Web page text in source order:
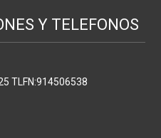
Y TELEFONOS
TLFN:914506538